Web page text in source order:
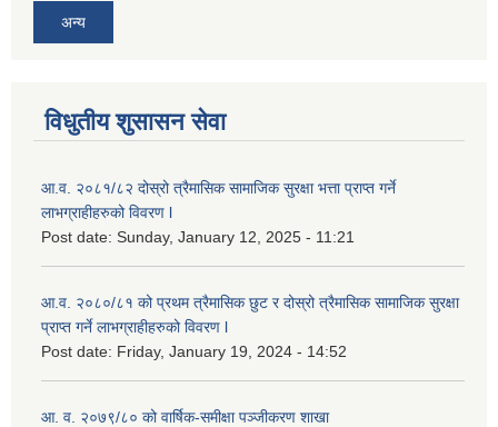
अन्य
विधुतीय शुसासन सेवा
आ.व. २०८१/८२ दोस्रो त्रैमासिक सामाजिक सुरक्षा भत्ता प्राप्त गर्ने
लाभग्राहीहरुको विवरण l
Post date: Sunday, January 12, 2025 - 11:21
आ.व. २०८०/८१ को प्रथम त्रैमासिक छुट र दोस्रो त्रैमासिक सामाजिक सुरक्षा
प्राप्त गर्ने लाभग्राहीहरुको विवरण l
Post date: Friday, January 19, 2024 - 14:52
आ. व. २०७९/८० को वार्षिक-समीक्षा पञ्जीकरण शाखा